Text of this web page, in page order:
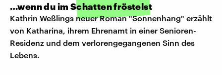
…wenn du im Schatten fröstelst
Kathrin Weßlings neuer Roman "Sonnenhang" erzählt
von Katharina, ihrem Ehrenamt in einer Senioren-
Residenz und dem verlorengegangenen Sinn des
Lebens.